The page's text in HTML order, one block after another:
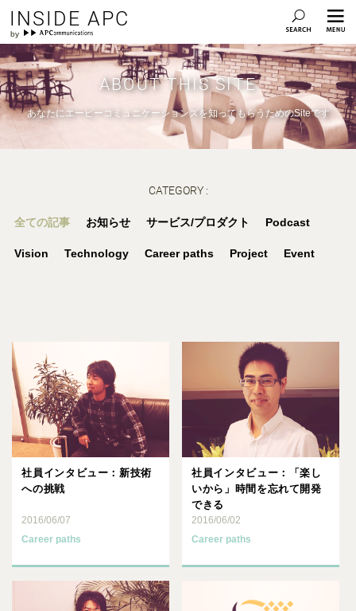
INSIDE APC
ABOUT THIS SITE
あなたにエーピーコミュニケーションズを知ってもらうためのSiteです
CATEGORY :
全ての記事 お知らせ サービス/プロダクト Podcast
Vision Technology Career paths Project Event
社員インタビュー：新技術
への挑戦
2016/06/07
Career paths
社員インタビュー：「楽し
いから」時間を忘れて開発
できる
2016/06/02
Career paths